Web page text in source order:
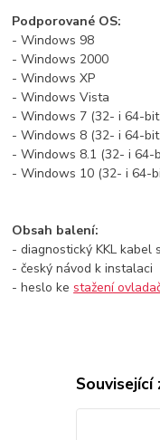
Podporované OS:
- Windows 98
- Windows 2000
- Windows XP
- Windows Vista
- Windows 7 (32- i 64-
- Windows 8 (32- i 64-
- Windows 8.1 (32- i 64-
-
-
Obsah balení:
- diagnostický KKL kabel
- český návod k instalaci
- heslo ke stažení
Související